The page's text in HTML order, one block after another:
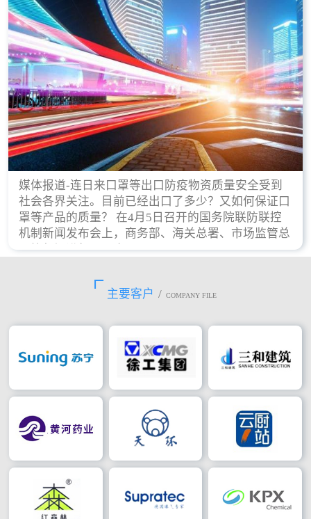
做ISO9001认证的根本原因。
媒体报道-连日来口罩等出口防疫物资质量安全受到
社会各界关注。目前已经出口了多少？又如何保证口
罩等产品的质量？ 在4月5日召开的国务院联防联控
机制新闻发布会上，商务部、海关总署、市场监管总
局等部门进行了回应。
主要客户 / COMPANY FILE